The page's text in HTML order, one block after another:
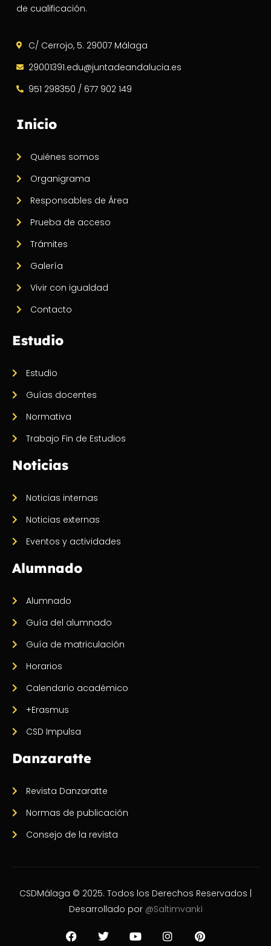
de cualificación.
C/ Cerrojo, 5. 29007 Málaga
29001391.edu@juntadeandalucia.es
951 298350 / 677 902 149
Inicio
Quiénes somos
Organigrama
Responsables de Área
Prueba de acceso
Trámites
Galería
Vivir con igualdad
Contacto
Estudio
Estudio
Guías docentes
Normativa
Trabajo Fin de Estudios
Noticias
Noticias internas
Noticias externas
Eventos y actividades
Alumnado
Alumnado
Guía del alumnado
Guía de matriculación
Horarios
Calendario académico
+Erasmus
CSD Impulsa
Danzaratte
Revista Danzaratte
Normas de publicación
Consejo de la revista
CSDMálaga © 2025. Todos los Derechos Reservados |
Desarrollado por @Saltimvanki